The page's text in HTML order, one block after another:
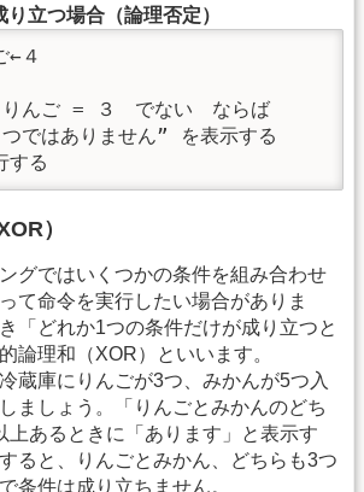
り立つ場合（論理否定）
←４
んご = ３　でない　ならば
ではありません” を表示する
する
）
グではいくつかの条件を組み合わせ
て命令を実行したい場合がありま
「どれか1つの条件だけが成り立つと
論理和（XOR）といいます。
蔵庫にりんごが3つ、みかんが5つ入
ましょう。「りんごとみかんのどち
上あるときに「あります」と表示す
ると、りんごとみかん、どちらも3つ
条件は成り立ちません。